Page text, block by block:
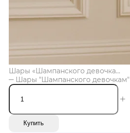
Шары «Шампанского девочка...
Шары "Шампанского девочкам"
Купить